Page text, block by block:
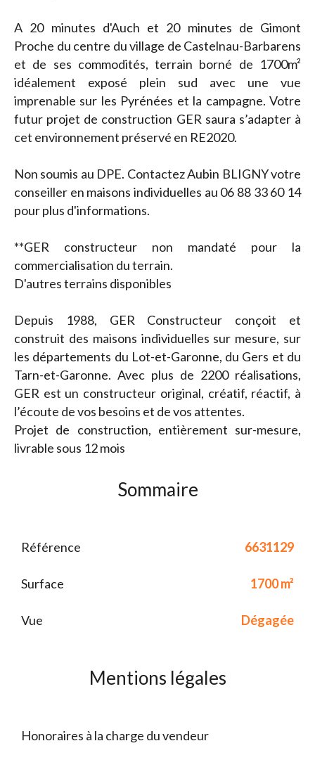
A 20 minutes d'Auch et 20 minutes de Gimont
Proche du centre du village de Castelnau-Barbarens
et de ses commodités, terrain borné de 1700m²
idéalement exposé plein sud avec une vue
imprenable sur les Pyrénées et la campagne. Votre
futur projet de construction GER saura s’adapter à
cet environnement préservé en RE2020.
Non soumis au DPE. Contactez Aubin BLIGNY votre
conseiller en maisons individuelles au 06 88 33 60 14
pour plus d'informations.
**GER constructeur non mandaté pour la
commercialisation du terrain.
D'autres terrains disponibles
Depuis 1988, GER Constructeur conçoit et
construit des maisons individuelles sur mesure, sur
les départements du Lot-et-Garonne, du Gers et du
Tarn-et-Garonne. Avec plus de 2200 réalisations,
GER est un constructeur original, créatif, réactif, à
l’écoute de vos besoins et de vos attentes.
Projet de construction, entièrement sur-mesure,
livrable sous 12 mois
Sommaire
Référence 6631129
Surface 1700 m²
Vue Dégagée
Mentions légales
Honoraires à la charge du vendeur